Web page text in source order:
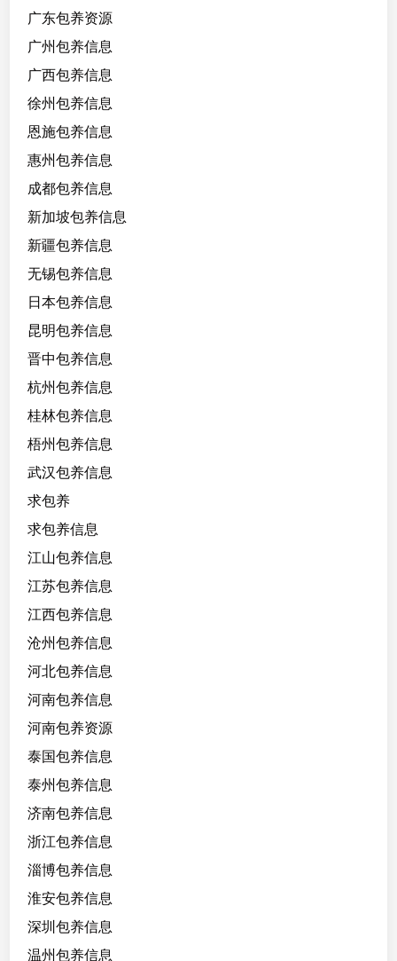
广东包养资源
广州包养信息
广西包养信息
徐州包养信息
恩施包养信息
惠州包养信息
成都包养信息
新加坡包养信息
新疆包养信息
无锡包养信息
日本包养信息
昆明包养信息
晋中包养信息
杭州包养信息
桂林包养信息
梧州包养信息
武汉包养信息
求包养
求包养信息
江山包养信息
江苏包养信息
江西包养信息
沧州包养信息
河北包养信息
河南包养信息
河南包养资源
泰国包养信息
泰州包养信息
济南包养信息
浙江包养信息
淄博包养信息
淮安包养信息
深圳包养信息
温州包养信息